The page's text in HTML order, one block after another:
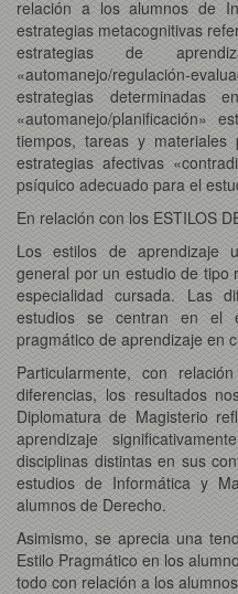
relación a los alumnos de
estrategias metacognitivas
estrategias de
«automanejo/regulación-
estrategias
«automanejo/planificación»
tiempos, tareas y
estrategias afectivas
psíquico adecuado para el
En relación con los ESTILOS
Los estilos de aprendizaje
general por un estudio de tipo
especialidad cursada. Las
estudios se centran en el
pragmático de aprendizaje en
Particularmente, con
diferencias, los resultados
Diplomatura de Magisterio
aprendizaje
disciplinas distintas en sus
estudios de Informática y
alumnos de Derecho.
Asimismo, se aprecia una
Estilo Pragmático en los
todo con relación a los